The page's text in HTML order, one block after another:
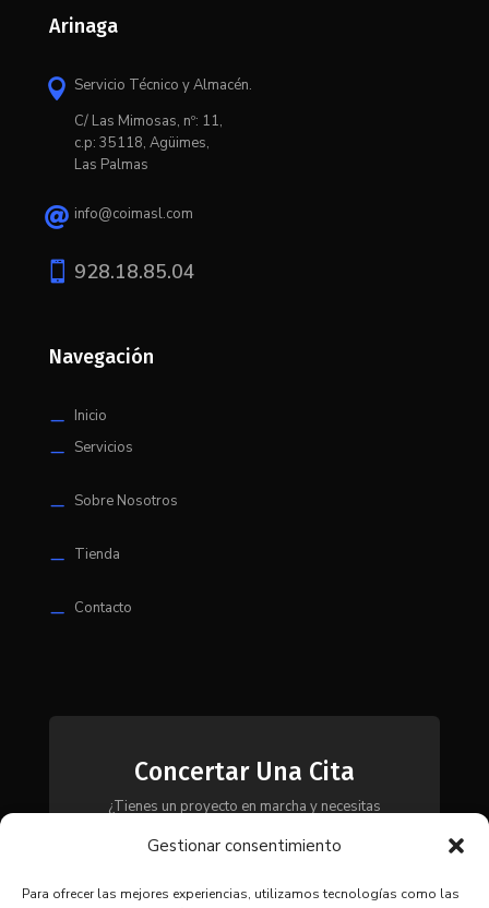
Gestionar consentimiento
Para ofrecer las mejores experiencias, utilizamos tecnologías como las
Arinaga
 Servicio Técnico y Almacén.
C/ Las Mimosas, nº: 11,
c.p: 35118, Agüimes,
Las Palmas
 info@coimasl.com
 928.18.85.04
Navegación
K Inicio
K Servicios
K Sobre Nosotros
K Tienda
K Contacto
Concertar Una Cita
¿Tienes un proyecto en marcha y necesitas
contacto con nosotros y te asesoraremos para
necesidades.